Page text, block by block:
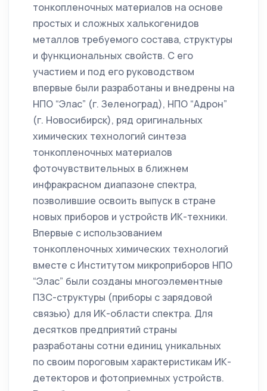
тонкопленочных материалов на основе
простых и сложных халькогенидов
металлов требуемого состава, структуры
и функциональных свойств. С его
участием и под его руководством
впервые были разработаны и внедрены на
НПО “Элас” (г. Зеленоград), НПО “Адрон”
(г. Новосибирск), ряд оригинальных
химических технологий синтеза
тонкопленочных материалов
фоточувствительных в ближнем
инфракрасном диапазоне спектра,
позволившие освоить выпуск в стране
новых приборов и устройств ИК-техники.
Впервые с использованием
тонкопленочных химических технологий
вместе с Институтом микроприборов НПО
“Элас” были созданы многоэлементные
ПЗС-структуры (приборы с зарядовой
связью) для ИК-области спектра. Для
десятков предприятий страны
разработаны сотни единиц уникальных
по своим пороговым характеристикам ИК-
детекторов и фотоприемных устройств.